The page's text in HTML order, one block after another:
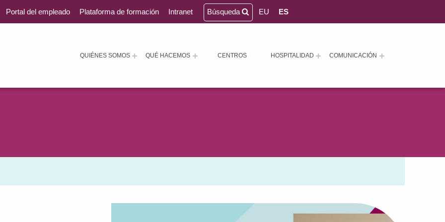
QUIÉNES SOMOS QUÉ HACEMOS CENTROS HOSPITALIDAD COMUNICACIÓN
Portal del empleado Plataforma de formación Intranet Búsqueda EU ES